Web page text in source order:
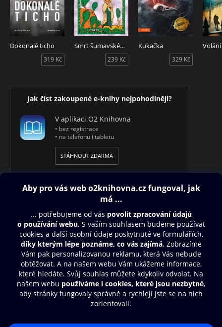
Dokonalé ticho
319 Kč
Smrt šumavského poustevníka
239 Kč
Kukačka
329 Kč
Jak číst zakoupené e-knihy nejpohodlněji?
V aplikaci O2 Knihovna
• bez registrace
• na telefonu i tabletu
STÁHNOUT ZDARMA
Obsah ke stažení
Moje O2 Knihovna
Další zábava
© O2 Czech Republic a.s.